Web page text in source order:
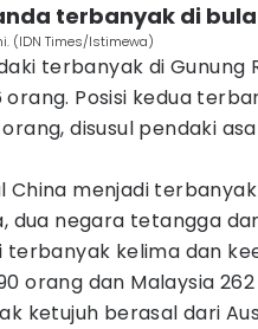
terbanyak di
(IDN Times/Istimewa)
terbanyak di Gunung
Posisi kedua
disusul pendaki
China menjadi
dua negara tetangga
terbanyak kelima dan
orang dan Malaysia
ketujuh berasal dari